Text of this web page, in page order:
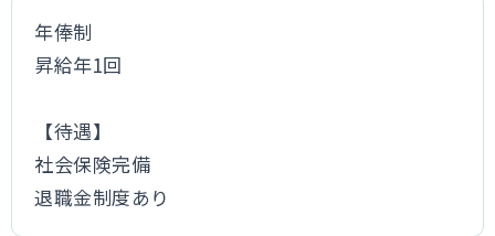
年俸制
昇給年1回
【待遇】
社会保険完備
退職金制度あり